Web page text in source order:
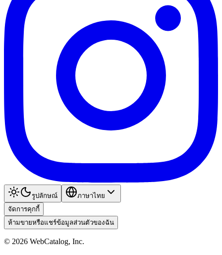
รูปลักษณ์
ภาษาไทย
จัดการคุกกี้
ห้ามขายหรือแชร์ข้อมูลส่วนตัวของฉัน
© 2026 WebCatalog, Inc.